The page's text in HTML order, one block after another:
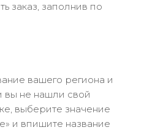
заказ, заполнив по
вашего региона и
вы не нашли свой
выберите значение
и впишите название